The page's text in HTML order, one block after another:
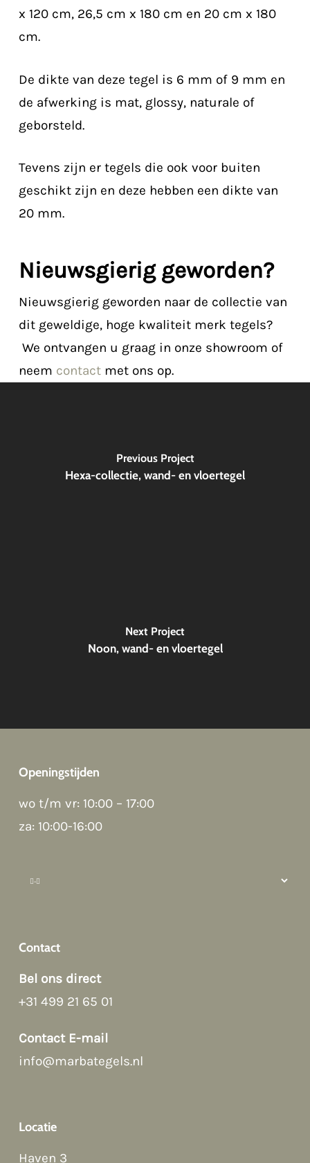
x 120 cm, 26,5 cm x 180 cm en 20 cm x 180
cm.
De dikte van deze tegel is 6 mm of 9 mm en
de afwerking is mat, glossy, naturale of
geborsteld.
Tevens zijn er tegels die ook voor buiten
geschikt zijn en deze hebben een dikte van
20 mm.
Nieuwsgierig geworden?
Nieuwsgierig geworden naar de collectie van
dit geweldige, hoge kwaliteit merk tegels?
We ontvangen u graag in onze showroom of
neem contactmet ons op.
Previous Project
Hexa-collectie, wand- en vloertegel
Next Project
Noon, wand- en vloertegel
Openingstijden
wo t/m vr: 10:00 – 17:00
za: 10:00-16:00
Contact
Bel ons direct
+31 499 21 65 01
Contact E-mail
info@marbategels.nl
Locatie
Haven 3
Hoi! Kunnen we ergens bij helpen?
How can we help?
Afspraak maken
Contact Form